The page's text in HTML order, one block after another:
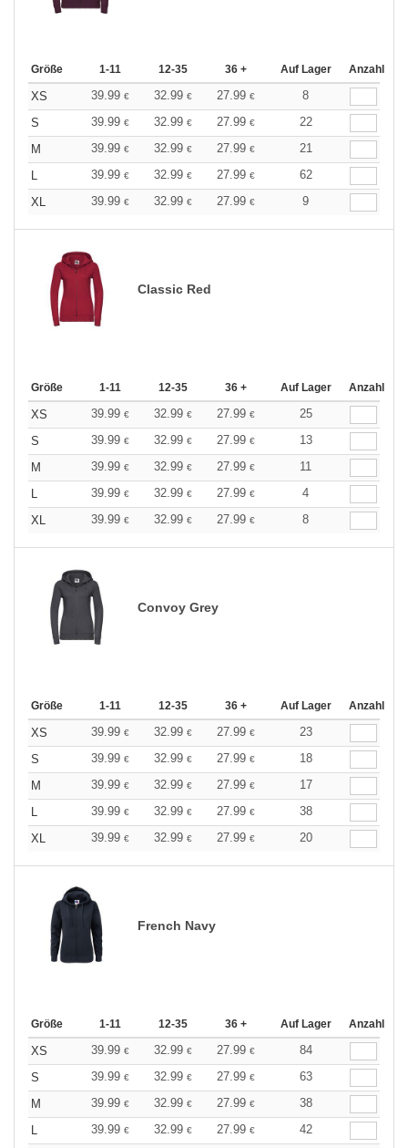
Größe 1-11 12-35 36 + Auf Lager Anzahl
XS 39.99 € 32.99 € 27.99 €
8
S
39.99 € 32.99 € 27.99 €
22
M
39.99 € 32.99 € 27.99 €
21
L
39.99 € 32.99 € 27.99 €
62
XL
39.99 € 32.99 € 27.99 € 9
Classic Red
Größe 1-11 12-35 36 + Auf Lager Anzahl
XS 39.99 € 32.99 € 27.99 €
25
S
39.99 € 32.99 € 27.99 €
13
M
39.99 € 32.99 € 27.99 €
11
L
39.99 € 32.99 € 27.99 €
4
XL
39.99 € 32.99 € 27.99 € 8
Convoy Grey
Größe 1-11 12-35 36 + Auf Lager Anzahl
XS 39.99 € 32.99 € 27.99 €
23
S
39.99 € 32.99 € 27.99 €
18
M
39.99 € 32.99 € 27.99 €
17
L
39.99 € 32.99 € 27.99 €
38
XL
39.99 € 32.99 € 27.99 € 20
French Navy
Größe 1-11 12-35 36 + Auf Lager Anzahl
XS 39.99 € 32.99 € 27.99 €
84
S
39.99 € 32.99 € 27.99 €
63
M
39.99 € 32.99 € 27.99 €
38
L
39.99 € 32.99 € 27.99 €
42